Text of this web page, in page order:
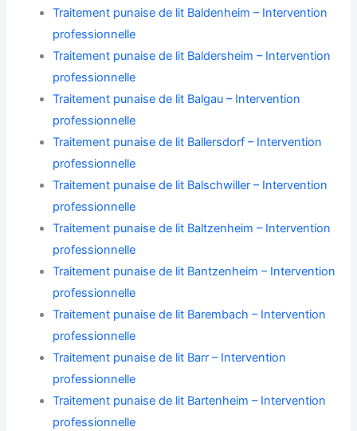
Traitement punaise de lit Baldenheim – Intervention
professionnelle
Traitement punaise de lit Baldersheim – Intervention
professionnelle
Traitement punaise de lit Balgau – Intervention
professionnelle
Traitement punaise de lit Ballersdorf – Intervention
professionnelle
Traitement punaise de lit Balschwiller – Intervention
professionnelle
Traitement punaise de lit Baltzenheim – Intervention
professionnelle
Traitement punaise de lit Bantzenheim – Intervention
professionnelle
Traitement punaise de lit Barembach – Intervention
professionnelle
Traitement punaise de lit Barr – Intervention
professionnelle
Traitement punaise de lit Bartenheim – Intervention
professionnelle